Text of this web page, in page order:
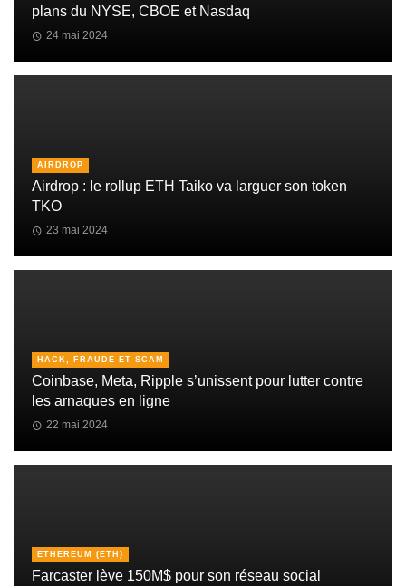
plans du NYSE, CBOE et Nasdaq
24 mai 2024
AIRDROP
Airdrop : le rollup ETH Taiko va larguer son token
TKO
23 mai 2024
HACK, FRAUDE ET SCAM
Coinbase, Meta, Ripple s’unissent pour lutter contre
les arnaques en ligne
22 mai 2024
ETHEREUM (ETH)
Farcaster lève 150M$ pour son réseau social